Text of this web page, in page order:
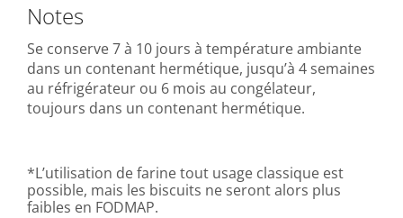
Notes
Se conserve 7 à 10 jours à température ambiante
dans un contenant hermétique, jusqu’à 4 semaines
au réfrigérateur ou 6 mois au congélateur,
toujours dans un contenant hermétique.
*L’utilisation de farine tout usage classique est
possible, mais les biscuits ne seront alors plus
faibles en FODMAP.